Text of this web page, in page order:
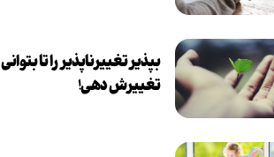
بپذير تغييرناپذير را تا بتواني
تغييرش دهي!‏